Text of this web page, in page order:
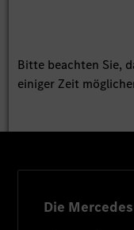
Bitte beachten Sie,
einiger Zeit
Die